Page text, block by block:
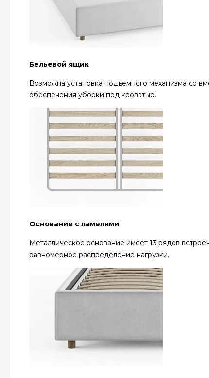
Бельевой ящик
Возможна установка подъемного механизма со
обеспечения уборки под кроватью.
Основание с ламелями
Металлическое основание имеет 13 рядов
равномерное распределение нагрузки.